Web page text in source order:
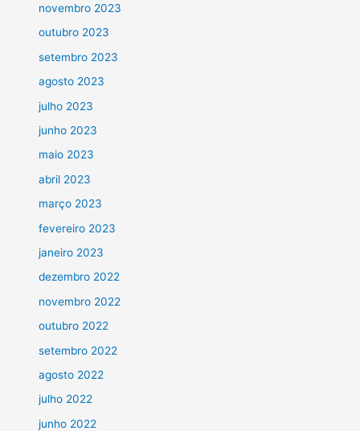
novembro 2023
outubro 2023
setembro 2023
agosto 2023
julho 2023
junho 2023
maio 2023
abril 2023
março 2023
fevereiro 2023
janeiro 2023
dezembro 2022
novembro 2022
outubro 2022
setembro 2022
agosto 2022
julho 2022
junho 2022